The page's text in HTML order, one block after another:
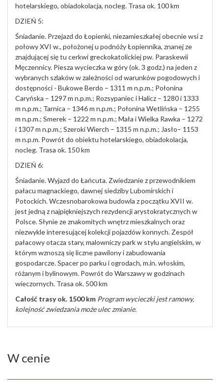
hotelarskiego, obiadokolacja, nocleg. Trasa ok. 100 km
DZIEŃ 5:
Śniadanie. Przejazd do Łopienki, niezamieszkałej obecnie wsi z
połowy XVI w., położonej u podnóży Łopiennika, znanej ze
znajdującej się tu cerkwi greckokatolickiej pw. Paraskewii
Męczennicy. Piesza wycieczka w góry (ok. 3 godz.) na jeden z
wybranych szlaków w zależności od warunków pogodowych i
dostępności - Bukowe Berdo – 1311 m n.p.m.; Połonina
Caryńska – 1297 m n.p.m.; Rozsypaniec i Halicz – 1280 i 1333
m n.p.m.; Tarnica – 1346 m n.p.m.; Połonina Wetlińska – 1255
m n.p.m.; Smerek – 1222 m n.p.m.; Mała i Wielka Rawka – 1272
i 1307 m n.p.m.; Szeroki Wierch – 1315 m n.p.m.; Jasło– 1153
m n.p.m. Powrót do obiektu hotelarskiego, obiadokolacja,
nocleg. Trasa ok. 150 km
DZIEŃ 6:
Śniadanie. Wyjazd do Łańcuta. Zwiedzanie z przewodnikiem
pałacu magnackiego, dawnej siedziby Lubomirskich i
Potockich. Wczesnobarokowa budowla z początku XVII w.
jest jedną z najpiękniejszych rezydencji arystokratycznych w
Polsce. Słynie ze znakomitych wnętrz mieszkalnych oraz
niezwykle interesującej kolekcji pojazdów konnych. Zespół
pałacowy otacza stary, malowniczy park w stylu angielskim, w
którym wznoszą się liczne pawilony i zabudowania
gospodarcze. Spacer po parku i ogrodach, m.in. włoskim,
różanym i bylinowym. Powrót do Warszawy w godzinach
wieczornych. Trasa ok. 500 km
Całość trasy ok. 1500 km Program wycieczki jest ramowy,
kolejność zwiedzania może ulec zmianie.
W cenie